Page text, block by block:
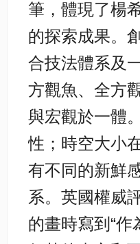
筆，體現了楊
的探索成果。
合技法體系及
方觀魚、全方
與宏觀於一體
性；時空大小
有不同的新鮮
系。英國權威
的畫時寫到“